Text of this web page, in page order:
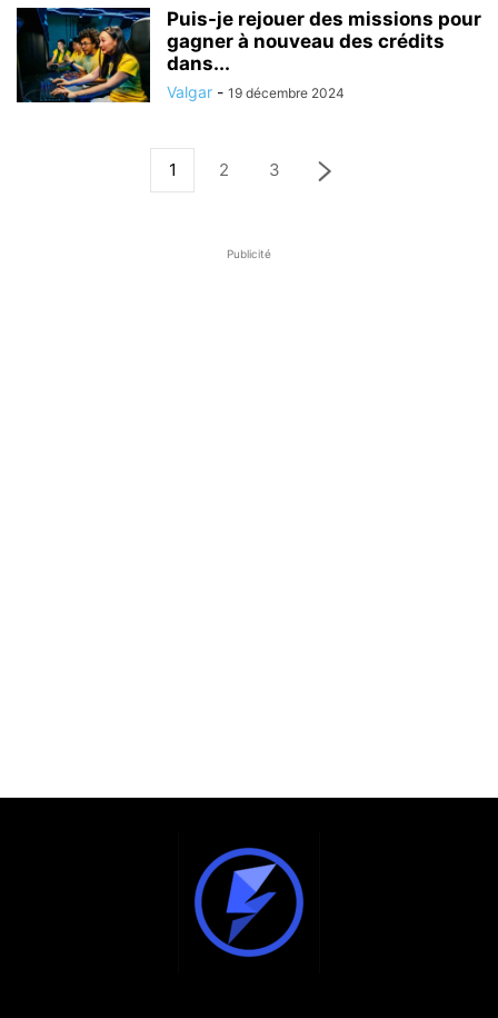
Puis-je rejouer des missions pour
gagner à nouveau des crédits
dans...
Valgar - 19 décembre 2024
1 2 3
Publicité